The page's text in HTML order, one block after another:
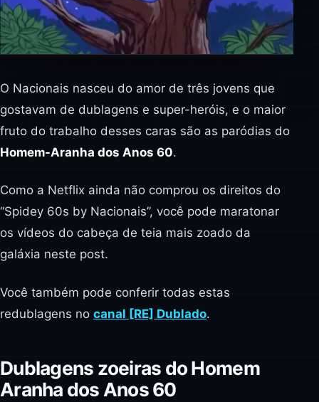
O Nacionais nasceu do amor de três jovens que
gostavam de dublagens e super-heróis, e o maior
fruto do trabalho desses caras são as paródias do
Homem-Aranha dos Anos 60.
Como a Netflix ainda não comprou os direitos do
“Spidey 60s by Nacionais”, você pode maratonar
os vídeos do cabeça de teia mais zoado da
galáxia neste post.
Você também pode conferir todas estas
redublagens no canal [RE] Dublado.
Dublagens zoeiras do Homem
Aranha dos Anos 60